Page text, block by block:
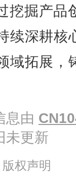
挖掘产品
续深耕核
域拓展，
息由
未更新
版权声明